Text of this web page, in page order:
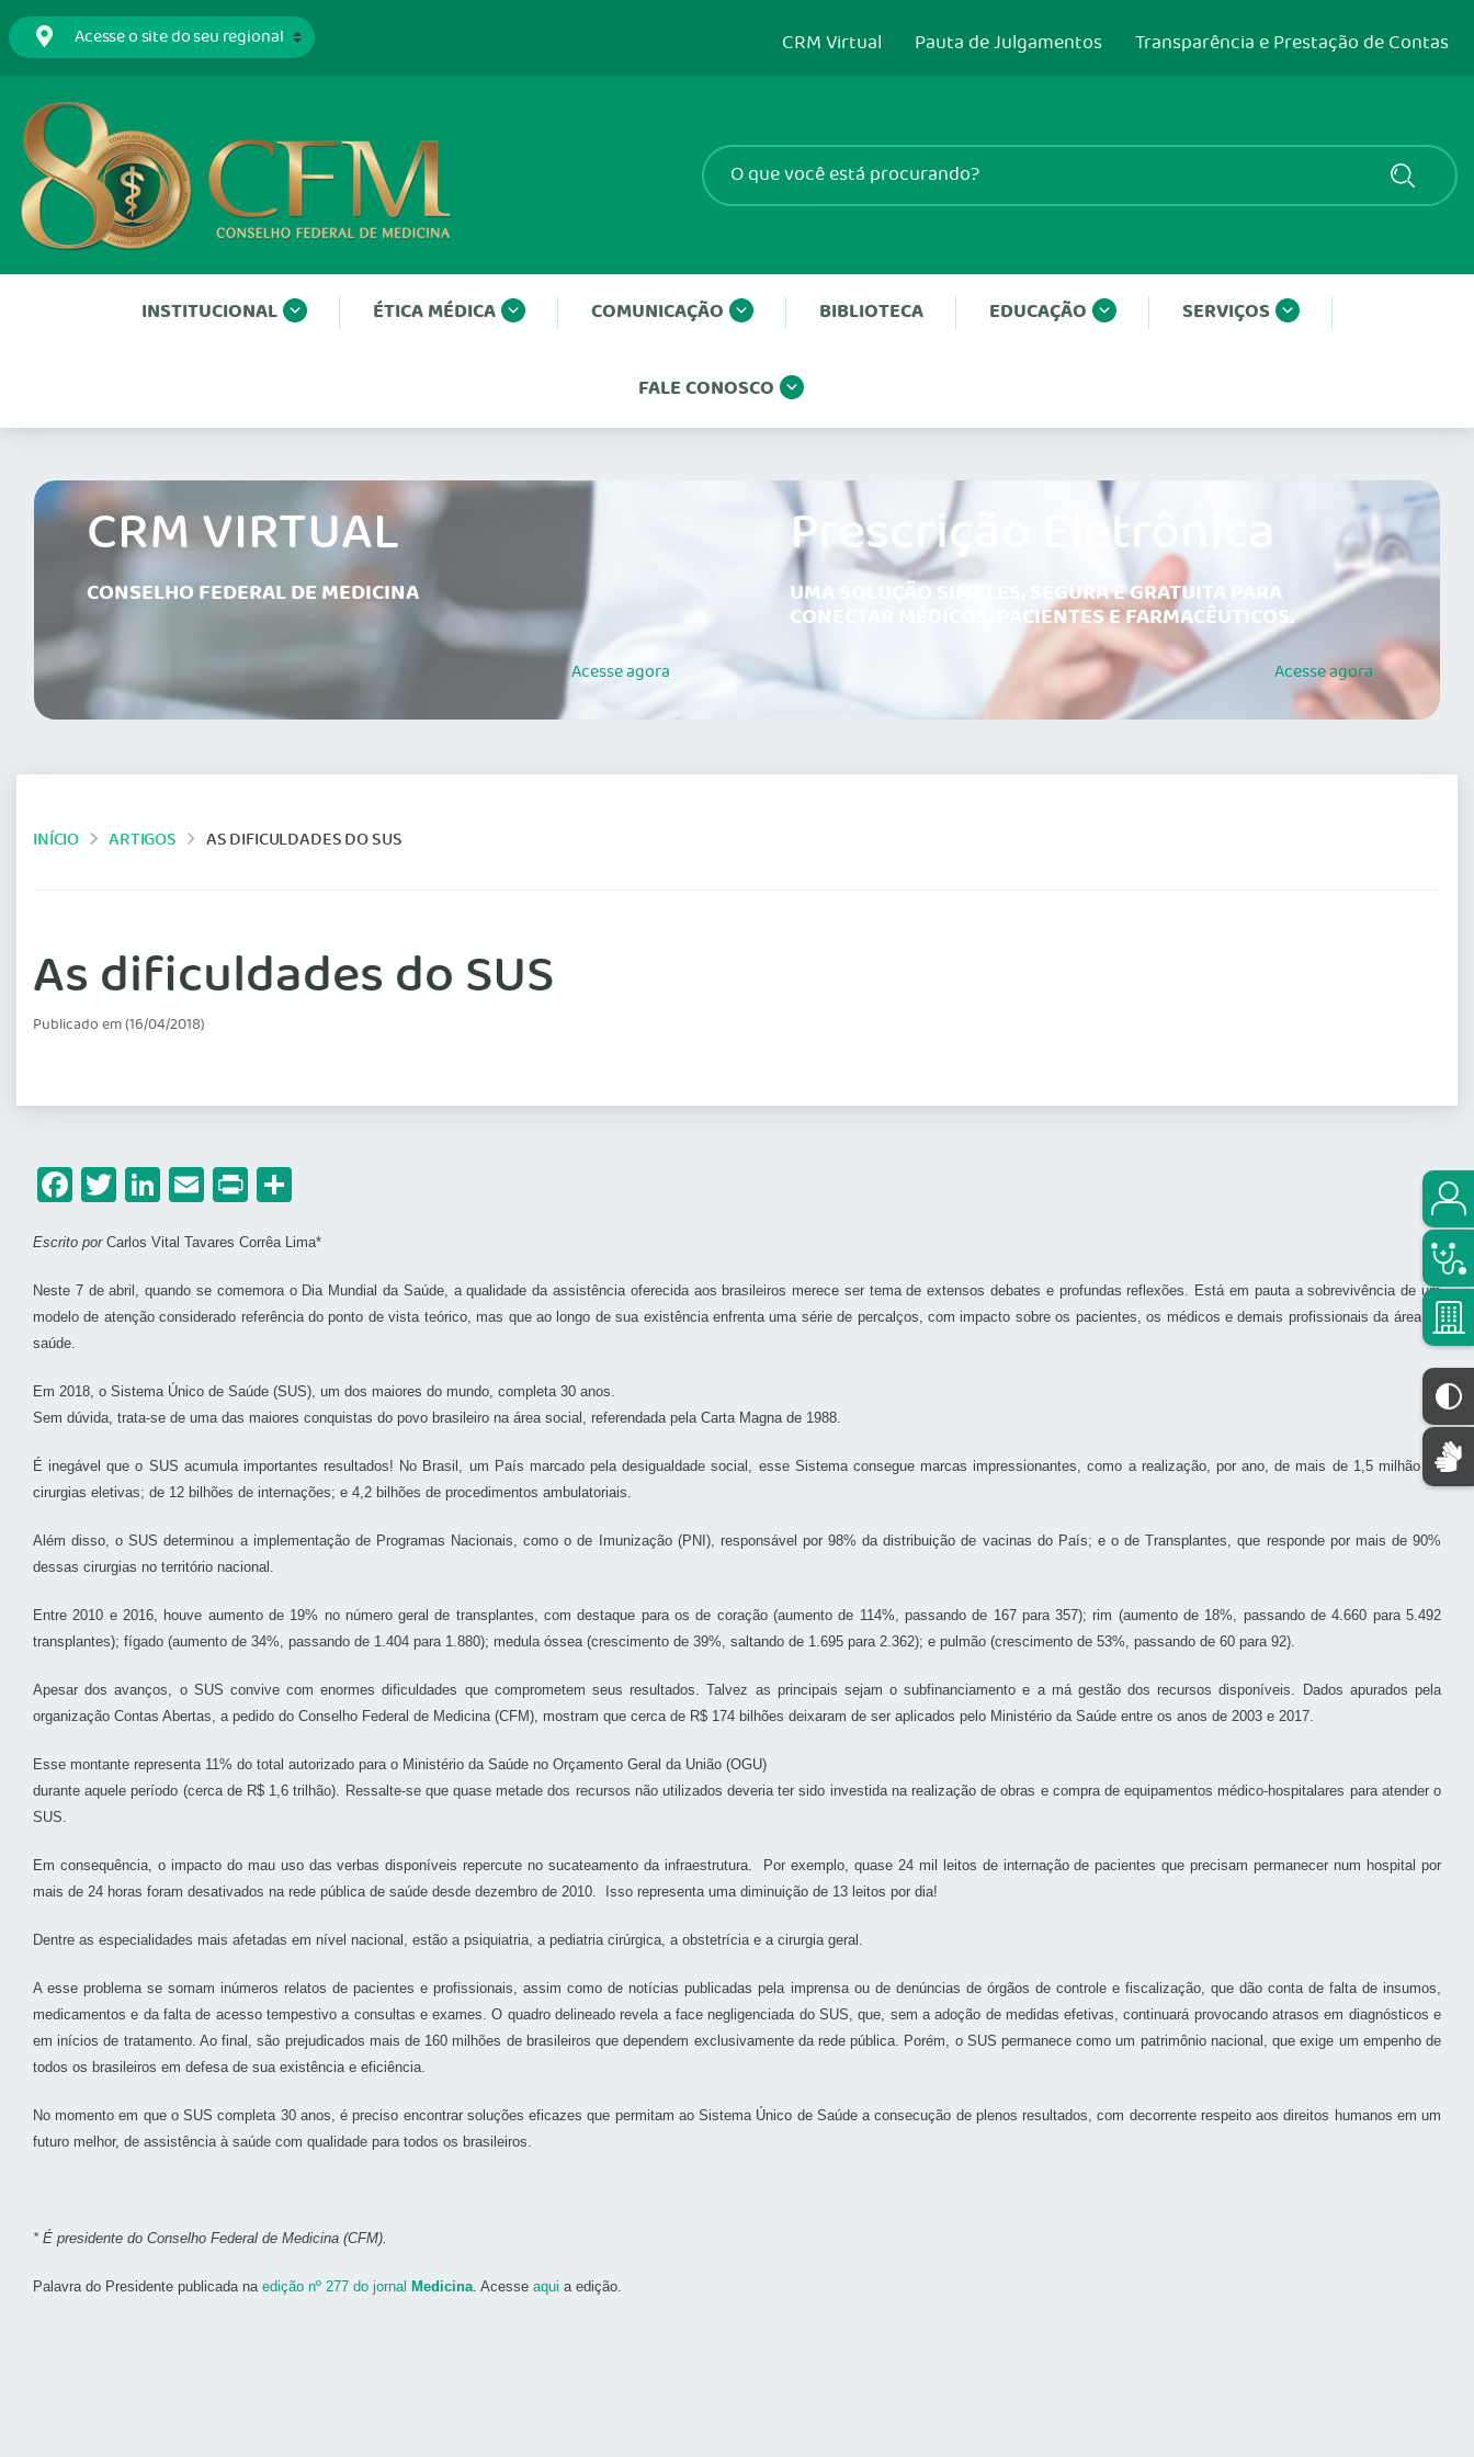
CRM Virtual Pauta de Julgamentos Transparência e Prestação de Contas
INSTITUCIONAL ÉTICA MÉDICA COMUNICAÇÃO BIBLIOTECA EDUCAÇÃO SERVIÇOS
FALE CONOSCO
CRM VIRTUAL
CONSELHO FEDERAL DE MEDICINA
Acesseagora
Prescrição Eletrônica
UMA SOLUÇÃO SIMPLES, SEGURA E GRATUITA PARA
CONECTAR MÉDICOS, PACIENTES E FARMACÊUTICOS.
Acesseagora
INÍCIO ARTIGOS AS DIFICULDADES DO SUS
As dificuldades do SUS
Publicado em (16/04/2018)
Facebook
Twitter
LinkedIn
Email
Print
Escrito por Carlos Vital Tavares Corrêa Lima*
Neste 7 de abril, quando se comemora o Dia Mundial da Saúde, a qualidade da assistência oferecida aos brasileiros merece ser tema de extensos debates e profundas reflexões. Está em pauta a sobrevivência de um
modelo de atenção considerado referência do ponto de vista teórico, mas que ao longo de sua existência enfrenta uma série de percalços, com impacto sobre os pacientes, os médicos e demais profissionais da área da
saúde.
Em 2018, o Sistema Único de Saúde (SUS), um dos maiores do mundo, completa 30 anos.
Sem dúvida, trata-se de uma das maiores conquistas do povo brasileiro na área social, referendada pela Carta Magna de 1988.
É inegável que o SUS acumula importantes resultados! No Brasil, um País marcado pela desigualdade social, esse Sistema consegue marcas impressionantes, como a realização, por ano, de mais de 1,5 milhão de
cirurgias eletivas; de 12 bilhões de internações; e 4,2 bilhões de procedimentos ambulatoriais.
Além disso, o SUS determinou a implementação de Programas Nacionais, como o de Imunização (PNI), responsável por 98% da distribuição de vacinas do País; e o de Transplantes, que responde por mais de 90%
dessas cirurgias no território nacional.
Entre 2010 e 2016, houve aumento de 19% no número geral de transplantes, com destaque para os de coração (aumento de 114%, passando de 167 para 357); rim (aumento de 18%, passando de 4.660 para 5.492
transplantes); fígado (aumento de 34%, passando de 1.404 para 1.880); medula óssea (crescimento de 39%, saltando de 1.695 para 2.362); e pulmão (crescimento de 53%, passando de 60 para 92).
Apesar dos avanços, o SUS convive com enormes dificuldades que comprometem seus resultados. Talvez as principais sejam o subfinanciamento e a má gestão dos recursos disponíveis. Dados apurados pela
organização Contas Abertas, a pedido do Conselho Federal de Medicina (CFM), mostram que cerca de R$ 174 bilhões deixaram de ser aplicados pelo Ministério da Saúde entre os anos de 2003 e 2017.
Esse montante representa 11% do total autorizado para o Ministério da Saúde no Orçamento Geral da União (OGU)
durante aquele período (cerca de R$ 1,6 trilhão). Ressalte-se que quase metade dos recursos não utilizados deveria ter sido investida na realização de obras e compra de equipamentos médico-hospitalares para atender o
SUS.
Em consequência, o impacto do mau uso das verbas disponíveis repercute no sucateamento da infraestrutura. Por exemplo, quase 24 mil leitos de internação de pacientes que precisam permanecer num hospital por
mais de 24 horas foram desativados na rede pública de saúde desde dezembro de 2010. Isso representa uma diminuição de 13 leitos por dia!
Dentre as especialidades mais afetadas em nível nacional, estão a psiquiatria, a pediatria cirúrgica, a obstetrícia e a cirurgia geral.
A esse problema se somam inúmeros relatos de pacientes e profissionais, assim como de notícias publicadas pela imprensa ou de denúncias de órgãos de controle e fiscalização, que dão conta de falta de insumos,
medicamentos e da falta de acesso tempestivo a consultas e exames. O quadro delineado revela a face negligenciada do SUS, que, sem a adoção de medidas efetivas, continuará provocando atrasos em diagnósticos e
em inícios de tratamento. Ao final, são prejudicados mais de 160 milhões de brasileiros que dependem exclusivamente da rede pública. Porém, o SUS permanece como um patrimônio nacional, que exige um empenho de
todos os brasileiros em defesa de sua existência e eficiência.
No momento em que o SUS completa 30 anos, é preciso encontrar soluções eficazes que permitam ao Sistema Único de Saúde a consecução de plenos resultados, com decorrente respeito aos direitos humanos em um
futuro melhor, de assistência à saúde com qualidade para todos os brasileiros.
* É presidente do Conselho Federal de Medicina (CFM).
Palavra do Presidente publicada na edição nº 277 do jornal Medicina. Acesse aqui a edição.